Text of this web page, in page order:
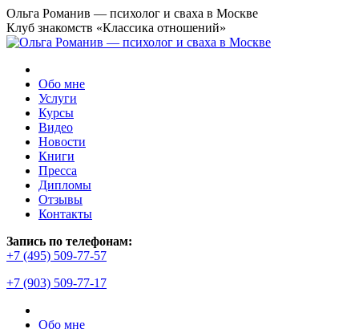
Перейти
к
содержанию
Ольга Романив — психолог и сваха в Москве
Клуб знакомств «Классика отношений»
Обо мне
Услуги
Курсы
Видео
Новости
Книги
Пресса
Дипломы
Отзывы
Контакты
Запись по телефонам:
+7 (495) 509-77-57
+7 (903) 509-77-17
Обо мне